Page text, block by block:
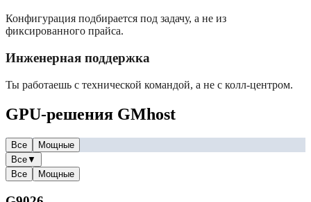
Конфигурация подбирается под задачу, а не из
фиксированного прайса.
Инженерная поддержка
Ты работаешь с технической командой, а не с колл-центром.
GPU-решения GMhost
Все
Мощные
Все▼
Все
Мощные